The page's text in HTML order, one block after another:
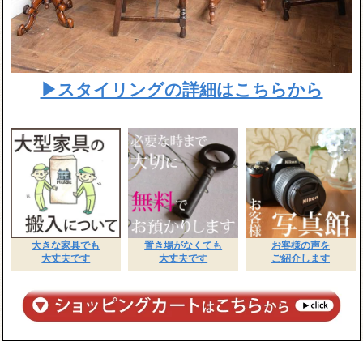
▶スタイリングの詳細はこちらから
大きな家具でも
大丈夫です
置き場がなくても
大丈夫です
お客様の声を
ご紹介します